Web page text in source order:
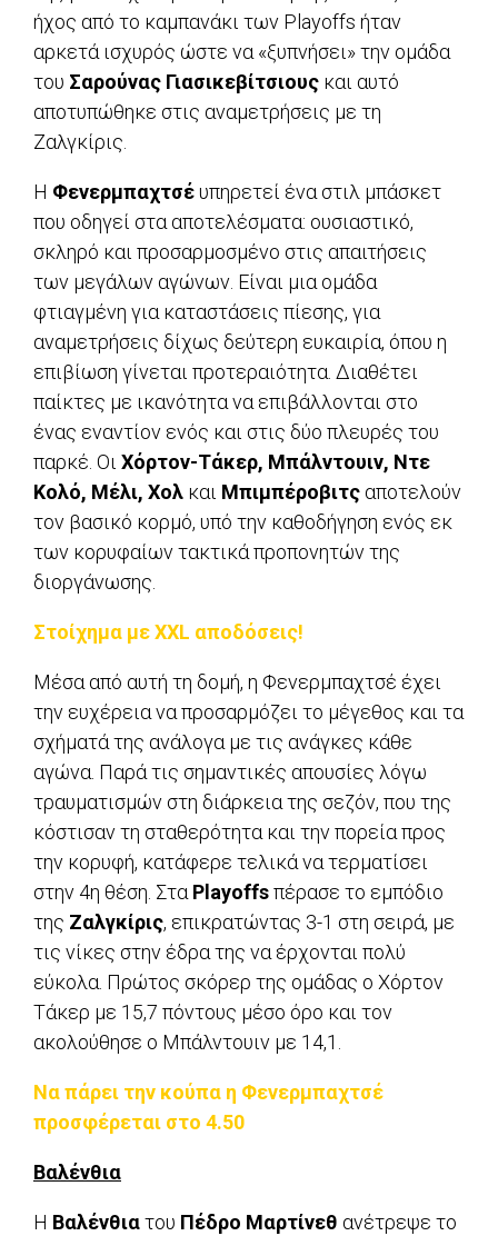
ήχος από το καμπανάκι των Playoffs ήταν
αρκετά ισχυρός ώστε να «ξυπνήσει» την ομάδα
του Σαρούνας Γιασικεβίτσιους και αυτό
αποτυπώθηκε στις αναμετρήσεις με τη
Ζαλγκίρις.
Η Φενερμπαχτσέυπηρετεί ένα στιλ μπάσκετ
που οδηγεί στα αποτελέσματα: ουσιαστικό,
σκληρό και προσαρμοσμένο στις απαιτήσεις
των μεγάλων αγώνων. Είναι μια ομάδα
φτιαγμένη για καταστάσεις πίεσης, για
αναμετρήσεις δίχως δεύτερη ευκαιρία, όπου η
επιβίωση γίνεται προτεραιότητα. Διαθέτει
παίκτες με ικανότητα να επιβάλλονται στο
ένας εναντίον ενός και στις δύο πλευρές του
παρκέ. Οι Χόρτον-Τάκερ, Μπάλντουιν, Ντε
Κολό, Μέλι, Χολ και Μπιμπέροβιτς αποτελούν
τον βασικό κορμό, υπό την καθοδήγηση ενός εκ
των κορυφαίων τακτικά προπονητών της
διοργάνωσης.
Στοίχημα με XXL αποδόσεις!
Μέσα από αυτή τη δομή, η Φενερμπαχτσέ έχει
την ευχέρεια να προσαρμόζει το μέγεθος και τα
σχήματά της ανάλογα με τις ανάγκες κάθε
αγώνα. Παρά τις σημαντικές απουσίες λόγω
τραυματισμών στη διάρκεια της σεζόν, που της
κόστισαν τη σταθερότητα και την πορεία προς
την κορυφή, κατάφερε τελικά να τερματίσει
στην 4η θέση. Στα Playoffsπέρασε το εμπόδιο
της Ζαλγκίρις, επικρατώντας 3-1 στη σειρά, με
τις νίκες στην έδρα της να έρχονται πολύ
εύκολα. Πρώτος σκόρερ της ομάδας ο Χόρτον
Τάκερ με 15,7 πόντους μέσο όρο και τον
ακολούθησε ο Μπάλντουιν με 14,1.
Να πάρει την κούπα η Φενερμπαχτσέ
προσφέρεται στο 4.50
Bαλένθια
Η Βαλένθιατου Πέδρο Μαρτίνεθ ανέτρεψε το